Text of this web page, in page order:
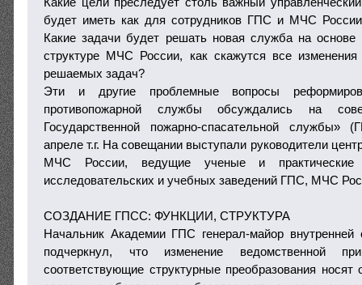
будет иметь как для сотрудников ГПС и МЧС
Какие задачи будет решать новая служба на основе
структуре МЧС России, как скажутся все
решаемых задач?
Эти и другие проблемные вопросы
противопожарной службы обсуждались на
Государственной пожарно-спасательной
апреле т.г. На совещании выступали руководители
МЧС России, ведущие ученые и практические
исследовательских и учебных заведений ГПС, МЧС
СОЗДАНИЕ ГПСС: ФУНКЦИИ, СТРУКТУРА
Начальник Академии ГПС генерал-майор
подчеркнул, что изменение ведомственной
соответствующие структурные преобразования носят